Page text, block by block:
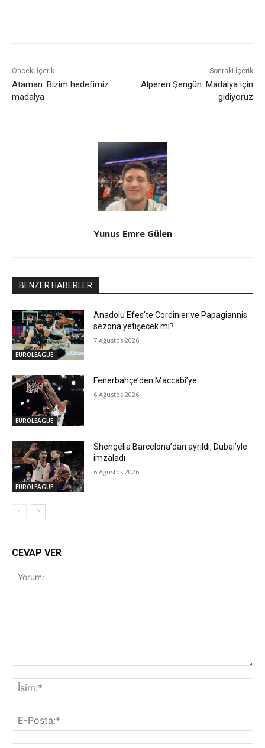
Önceki İçerik
Ataman: Bizim hedefimiz
madalya
Sonraki İçerik
Alperen Şengün: Madalya için
gidiyoruz
Yunus Emre Gülen
BENZER HABERLER
EUROLEAGUE
Anadolu Efes’te Cordinier ve Papagiannis
sezona yetişecek mi?
7 Ağustos 2026
EUROLEAGUE
Fenerbahçe’den Maccabi’ye
6 Ağustos 2026
EUROLEAGUE
Shengelia Barcelona’dan ayrıldı, Dubai’yle
imzaladı
6 Ağustos 2026
CEVAP VER